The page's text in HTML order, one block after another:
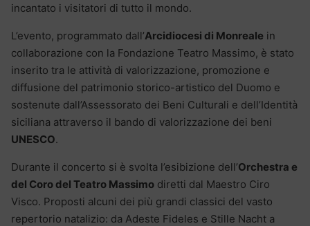
incantato i visitatori di tutto il mondo.
L’evento, programmato dall’Arcidiocesi di Monreale in
collaborazione con la Fondazione Teatro Massimo, è stato
inserito tra le attività di valorizzazione, promozione e
diffusione del patrimonio storico-artistico del Duomo e
sostenute dall’Assessorato dei Beni Culturali e dell’Identità
siciliana attraverso il bando di valorizzazione dei beni
UNESCO.
Durante il concerto si è svolta l’esibizione dell’Orchestra e
del Coro del Teatro Massimo diretti dal Maestro Ciro
Visco. Proposti alcuni dei più grandi classici del vasto
repertorio natalizio: da Adeste Fideles e Stille Nacht a